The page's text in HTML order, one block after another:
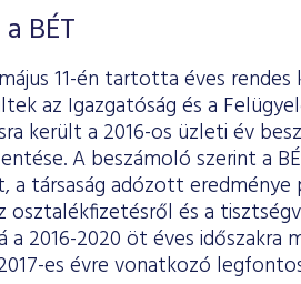
BÉT
11-én tartotta éves
az Igazgatóság és a
került a 2016-os üzleti év
A beszámoló szerint a
a társaság adózott
és a
2016-2020 öt éves időszakra
es évre vonatkozó